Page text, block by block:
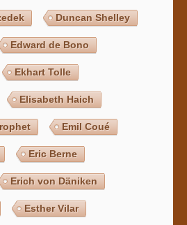
Duncan Shelley
Edward de Bono
Ekhart Tolle
Elisabeth Haich
Emil Coué
Eric Berne
Erich von Däniken
Esther Vilar